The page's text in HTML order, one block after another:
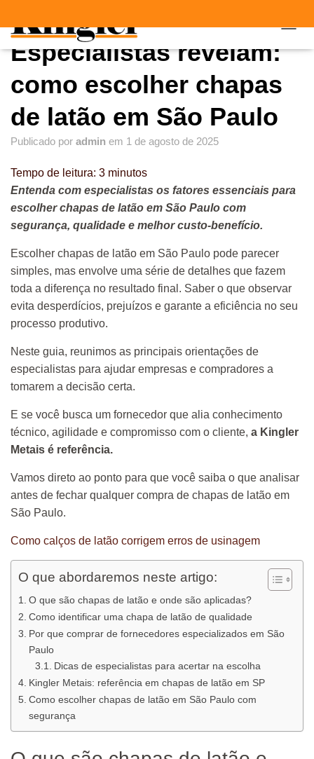
L
G
Especialistas revelam:
como escolher chapas
de latão em São Paulo
Publicado por admin em 1 de agosto de 2025
Tempo de leitura: 3 minutos
Entenda com especialistas os fatores essenciais para
escolher chapas de latão em São Paulo com
segurança, qualidade e melhor custo-benefício.
Escolher chapas de latão em São Paulo pode parecer
simples, mas envolve uma série de detalhes que fazem
toda a diferença no resultado final. Saber o que observar
evita desperdícios, prejuízos e garante a eficiência no seu
processo produtivo.
Neste guia, reunimos as principais orientações de
especialistas para ajudar empresas e compradores a
tomarem a decisão certa.
E se você busca um fornecedor que alia conhecimento
técnico, agilidade e compromisso com o cliente, a Kingler
Metais é referência.
Vamos direto ao ponto para que você saiba o que analisar
antes de fechar qualquer compra de chapas de latão em
São Paulo.
Como calços de latão corrigem erros de usinagem
O que abordaremos neste artigo:
O que são chapas de latão e onde são aplicadas?
Como identificar uma chapa de latão de qualidade
Por que comprar de fornecedores especializados em São
Paulo
Dicas de especialistas para acertar na escolha
Kingler Metais: referência em chapas de latão em SP
Como escolher chapas de latão em São Paulo com
segurança